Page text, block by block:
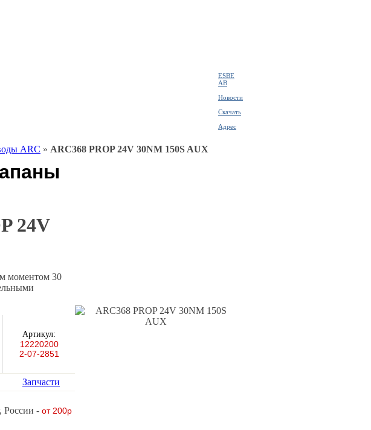
ESBE
AB
Новости
Скачать
Адрес
ARC » ARC368 PROP 24V 30NM 150S AUX
24V
моментом 30
Артикул:
12220200
2-07-2851
Запчасти
России - от 200р